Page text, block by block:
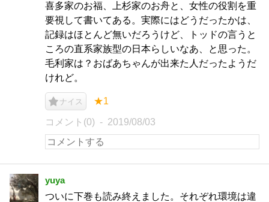
喜多家のお福、上杉家のお舟と、女性の役割を重
要視して書いてある。実際にはどうだったかは、
記録はほとんど無いだろうけど、トッドの言うと
ころの直系家族型の日本らしいなあ、と思った。
毛利家は？おばあちゃんが出来た人だったようだ
けれど。
ナイス ★1
コメント(0) 2019/08/03
yuya
ついに下巻も読み終えました。それぞれ環境は違